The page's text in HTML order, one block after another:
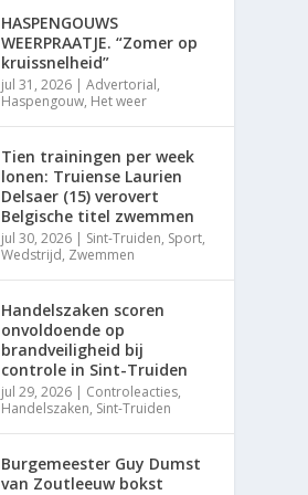
HASPENGOUWS
WEERPRAATJE. “Zomer op
kruissnelheid”
jul 31, 2026 |Advertorial,
Haspengouw, Het weer
Tien trainingen per week
lonen: Truiense Laurien
Delsaer (15) verovert
Belgische titel zwemmen
jul 30, 2026 | Sint-Truiden, Sport,
Wedstrijd, Zwemmen
Handelszaken scoren
onvoldoende op
brandveiligheid bij
controle in Sint-Truiden
jul 29, 2026 | Controleacties,
Handelszaken, Sint-Truiden
Burgemeester Guy Dumst
van Zoutleeuw bokst